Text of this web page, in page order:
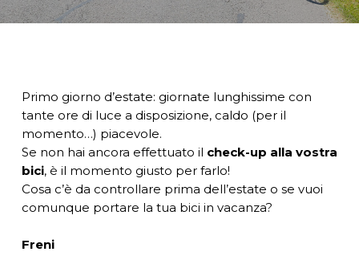
Primo giorno d’estate: giornate lunghissime con
tante ore di luce a disposizione, caldo (per il
momento…) piacevole.
Se non hai ancora effettuato il check-up alla vostra
bici, è il momento giusto per farlo!
Cosa c’è da controllare prima dell’estate o se vuoi
comunque portare la tua bici in vacanza?
Freni